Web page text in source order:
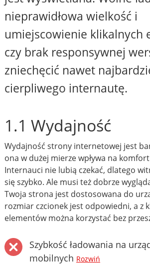
nieprawidłowa wielkość i
umiejscowienie klikalnych
czy brak responsywnej
zniechęcić nawet
cierpliwego internautę.
1.1 Wydajność
Wydajność strony internetowej jest
ona w dużej mierze wpływa na
Internauci nie lubią czekać, dlatego
się szybko. Ale musi też dobrze
Twoja strona jest dostosowana do
rozmiar czcionek jest odpowiedni, a z
elementów można korzystać bez
Szybkość ładowania na
mobilnych Rozwiń